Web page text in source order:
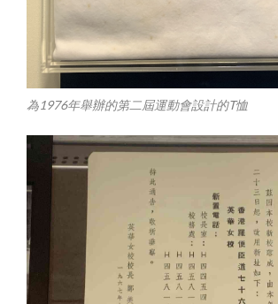
為1976年舉辦的第二屆運動會設計的T恤